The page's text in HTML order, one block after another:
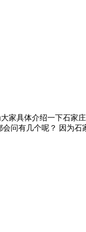
家具体介绍一下石家
问有几个呢？ 因为石